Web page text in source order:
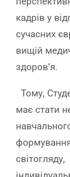
кадрів у
сучасних
вищій
здоров’я.
Тому,
має стати